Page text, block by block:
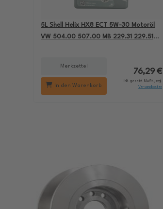
5L Shell Helix HX8 ECT 5W-30 Motoröl
VW 504.00 507.00 MB 229.31 229.51
Merkzettel
In den Warenkorb
76,29 €
inkl. gesetzl. MwSt., zzgl.
Versandkosten